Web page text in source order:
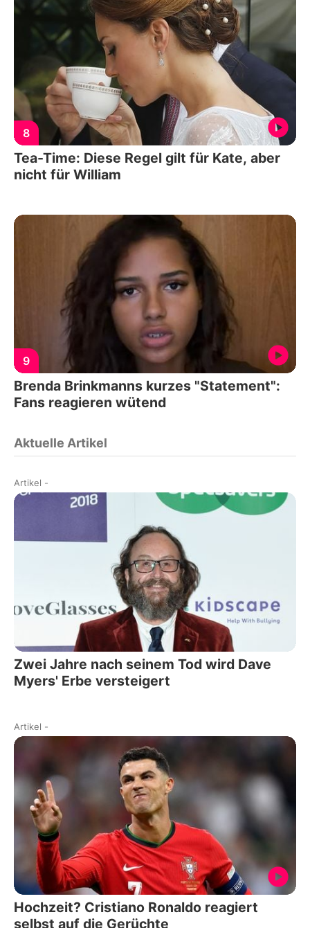
8
Tea-Time: Diese Regel gilt für Kate, aber
nicht für William
9
Brenda Brinkmanns kurzes "Statement":
Fans reagieren wütend
Aktuelle Artikel
Artikel -
Zwei Jahre nach seinem Tod wird Dave
Myers' Erbe versteigert
Artikel -
Hochzeit? Cristiano Ronaldo reagiert
selbst auf die Gerüchte